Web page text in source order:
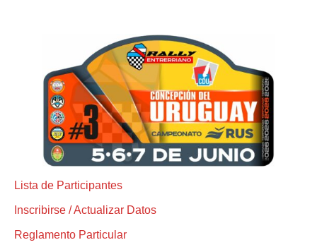
Lista de Participantes
Inscribirse / Actualizar Datos
Reglamento Particular